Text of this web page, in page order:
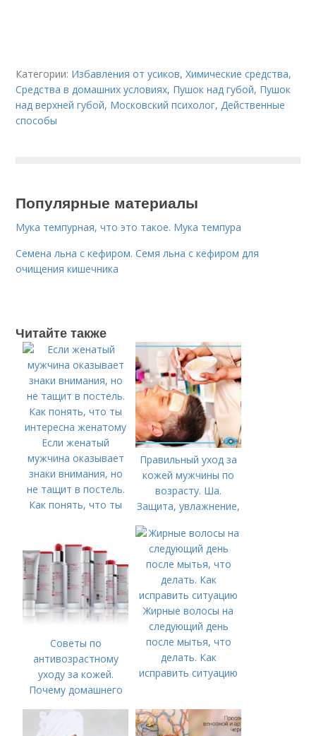
Категории: Избавления от усиков,Химические средства,
Средства в домашних условиях, Пушок над губой, Пушок
над верхней губой, Московский психолог,Действенные
способы
Популярные материалы
Мука темпурная, что это такое. Мука темпура
Семена льна с кефиром. Семя льна с кефиром для
очищения кишечника
Читайте также
Если женатый
мужчина оказывает
знаки внимания, но
не тащит в постель.
Как понять, что ты
Правильный уход за
кожей мужчины по
возрасту. Ша.
Защита, увлажнение,
Советы по
антивозрастному
уходу за кожей.
Почему домашнего
Жирные волосы на
следующий день
после мытья, что
делать. Как
исправить ситуацию